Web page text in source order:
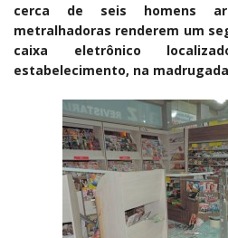
cerca de seis homens
metralhadoras renderem um
caixa eletrônico
estabelecimento, na